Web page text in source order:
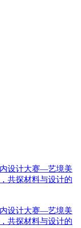
设计大赛—艺境美
共探材料与设计的
设计大赛—艺境美
共探材料与设计的